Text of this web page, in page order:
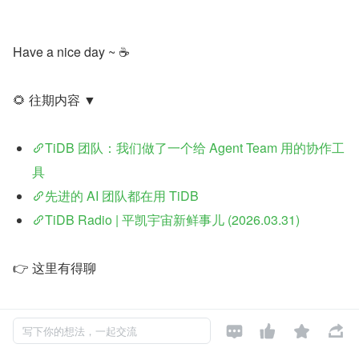
Have a nice day ~ ☕
🌻 往期内容 ▼
TiDB 团队：我们做了一个给 Agent Team 用的协作工
具
先进的 AI 团队都在用 TiDB
TiDB Radio | 平凯宇宙新鲜事儿 (2026.03.31)
👉 这里有得聊
如果对国产基础软件（操作系统、数据库、中间件）、AI、
Vibe Coding、OpenClaw 、Hermes Agent 等感兴趣，可
写下你的想法，一起交流    